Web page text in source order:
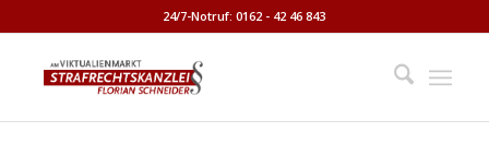
24/7-Notruf: 0162 - 42 46 843